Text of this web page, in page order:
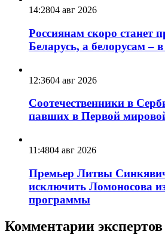
14:2804 авг 2026
Россиянам скоро станет
Беларусь, а белорусам –
12:3604 авг 2026
Соотечественники в
павших в Первой
11:4804 авг 2026
Премьер Литвы
исключить Ломоносова
программы
Комментарии экспертов